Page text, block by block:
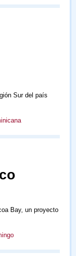
Sur del país
Bay, un proyecto